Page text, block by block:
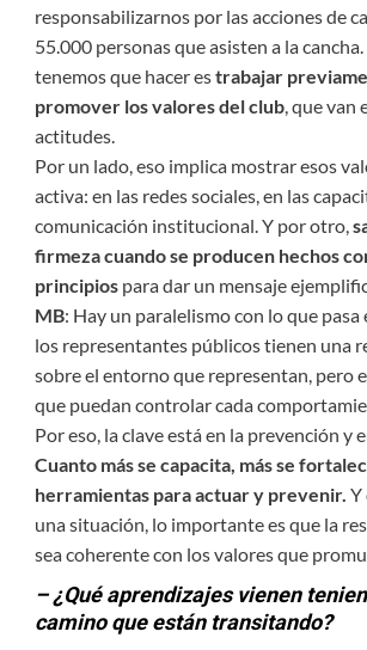
responsabilizarnos por las acciones de
55.000 personas que asisten a la
tenemos que hacer estrabajar
promover los valores del club, que van
actitudes.
Por un lado, eso implica mostrar esos
activa: en las redes sociales, en las
comunicación institucional. Y por otro,
firmeza cuando se producen hechos
principiospara dar un mensaje
MB: Hay un paralelismo con lo que pasa
los representantes públicos tienen una
sobre el entorno que representan, pero
que puedan controlar cada
Por eso, la clave está en la prevención y
Cuanto más se capacita, más se
herramientas para actuar y prevenir. Y
una situación, lo importante es que la
sea coherente con los valores que
– ¿Qué aprendizajes vienen
camino que están transitando?